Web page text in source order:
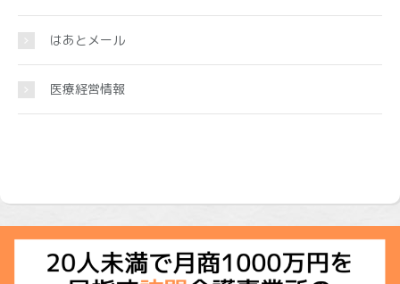
はあとメール
医療経営情報